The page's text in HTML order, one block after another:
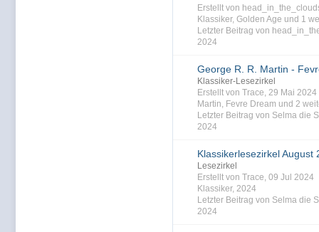
Erstellt von
Klassiker, Golden Age und 1
Letzter Beitrag von
2024
George R. R. Martin -
Klassiker-Lesezirkel
Erstellt von Trace, 29 Mai
Martin, Fevre Dream und 2
Letzter Beitrag von Selma die
2024
Klassikerlesezirkel August
Lesezirkel
Erstellt von Trace, 09 Jul 2024
Klassiker, 2024
Letzter Beitrag von Selma die
2024